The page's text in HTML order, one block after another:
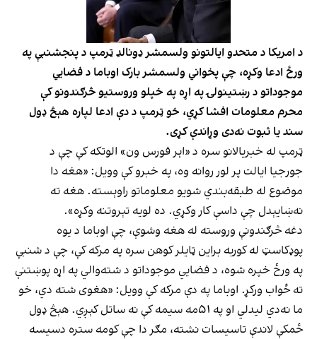
د امريکا د متحدو ايالتونو ولسمشر ډونالډ ټرمپ د پنجشنبې په
ورځ ادعا وکړه، چې پخواني ولسمشر بارک اوباما د فضايي
موجوداتو د رښتينولۍ په اړه په خپلو وروستيو څرګندونو کې
محرم معلومات افشا کړي، خو ټرمپ د دې ادعا لپاره هېڅ ډول
سند يا ثبوت نه‌دی وړاندې کړی.
ټرمپ له خبريالانو سره د «اېر فورس ون» الوتکه کې چې د
جورجيا ايالت پر لور روانه وه، په خبرو کې وويل: «هغه دا
موضوع له طبقه‌بندي شويو معلوماتو راوېسته. هغه ته
نه‌ښايېدل چې داسې کار وکړي. ده لويه تېروتنه وکړه».
دغه څرګندونې وروسته له هغه وشوې، چې اوباما د يوه
پوډکاسټ له کوربه براین ټايلر کوهن سره په مرکه کې، چې د شنبې
په ورځ خپره شوه، د فضايي موجوداتو د شته‌والي په اړه پوښتنې
ته ځواب ورکړ. اوباما په دې مرکه کې وويل: «هغوی شته دي، خو
ما نه‌دي ليدلي او په ۵۱مه سيمه کې نه ساتل کېږي. هېڅ ډول
ځمکې لاندې تاسيسات نشته، مګر دا چې کومه ستره دسيسه